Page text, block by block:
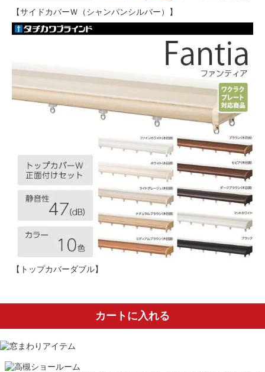
【サイドカバーＷ（シャンパンシルバー）】
【トップカバーダブル】
カートに入れる